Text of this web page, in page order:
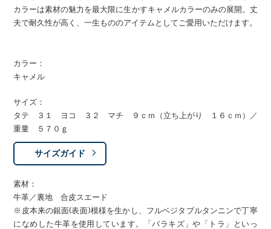
カラーは素材の魅力を最大限に生かすキャメルカラーのみの展開。丈
夫で耐久性が高く、一生もののアイテムとしてご愛用いただけます。
カラー：
キャメル
サイズ：
タテ ３１ ヨコ ３２ マチ ９ｃｍ（立ち上がり １６ｃｍ）／
重量 ５７０ｇ
サイズガイド
素材：
牛革／裏地 合皮スエード
※皮本来の銀面(表面)模様を生かし、フルベジタブルタンニンで丁寧
になめした牛革を使用しています。「バラキズ」や「トラ」といっ